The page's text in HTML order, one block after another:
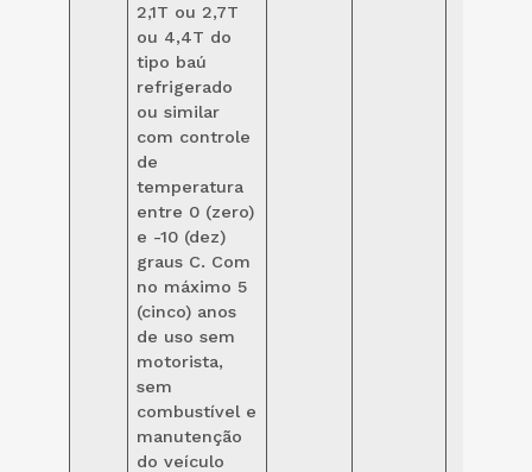
2,1T ou 2,7T
ou 4,4T do
tipo baú
refrigerado
ou similar
com controle
de
temperatura
entre 0 (zero)
e -10 (dez)
graus C. Com
no máximo 5
(cinco) anos
de uso sem
motorista,
sem
combustível e
manutenção
do veículo